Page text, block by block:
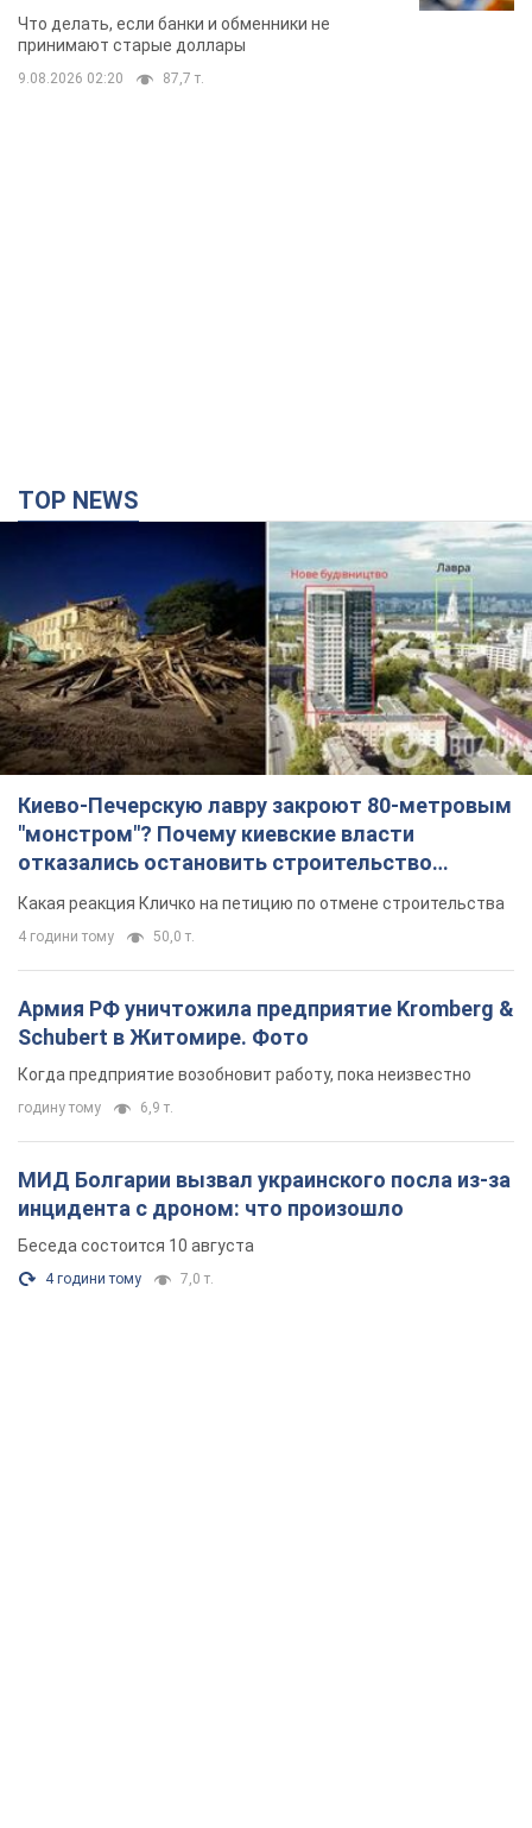
банки такие купюры
Что делать, если банки и обменники не
принимают старые доллары
9.08.2026 02:20 87,7 т.
TOP NEWS
Киево-Печерскую лавру закроют 80-метровым
"монстром"? Почему киевские власти
отказались остановить строительство
небоскреба "московского верующего"
Какая реакция Кличко на петицию по отмене строительства
4 години тому 50,0 т.
Армия РФ уничтожила предприятие Kromberg &
Schubert в Житомире. Фото
Когда предприятие возобновит работу, пока неизвестно
годину тому 6,9 т.
МИД Болгарии вызвал украинского посла из-за
инцидента с дроном: что произошло
Беседа состоится 10 августа
4 години тому 7,0 т.